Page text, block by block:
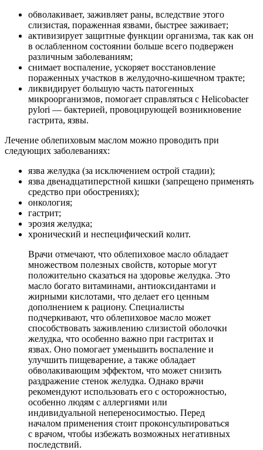
обволакивает, заживляет раны, вследствие этого
слизистая, пораженная язвами, быстрее заживает;
активизирует защитные функции организма, так как он
в ослабленном состоянии больше всего подвержен
различным заболеваниям;
снимает воспаление, ускоряет восстановление
пораженных участков в желудочно-кишечном тракте;
ликвидирует большую часть патогенных
микроорганизмов, помогает справляться с Helicobacter
pylori — бактерией, провоцирующей возникновение
гастрита, язвы.
Лечение облепиховым маслом можно проводить при
следующих заболеваниях:
язва желудка (за исключением острой стадии);
язва двенадцатиперстной кишки (запрещено применять
средство при обострениях);
онкология;
гастрит;
эрозия желудка;
хронический и неспецифический колит.
Врачи отмечают, что облепиховое масло обладает
множеством полезных свойств, которые могут
положительно сказаться на здоровье желудка. Это
масло богато витаминами, антиоксидантами и
жирными кислотами, что делает его ценным
дополнением к рациону. Специалисты
подчеркивают, что облепиховое масло может
способствовать заживлению слизистой оболочки
желудка, что особенно важно при гастритах и
язвах. Оно помогает уменьшить воспаление и
улучшить пищеварение, а также обладает
обволакивающим эффектом, что может снизить
раздражение стенок желудка. Однако врачи
рекомендуют использовать его с осторожностью,
особенно людям с аллергиями или
индивидуальной непереносимостью. Перед
началом применения стоит проконсультироваться
с врачом, чтобы избежать возможных негативных
последствий.